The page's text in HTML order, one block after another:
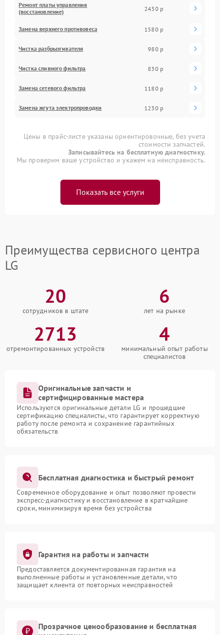
Ремонт платы управления
(восстановление)
2430 р
Замена верхнего противовеса 1580 р
Чистка разбрызгивателя 980 р
Чистка сливного фильтра 830 р
Замена сетевого фильтра 1180 р
Замена жгута электропроводки 1230 р
Цены в прайс-листе указаны ориентировочные, без учета
стоимости запчастей.
Записывайтесь на бесплатную диагностику.
Мы проверим ваше устройство и укажем на неисправность.
Показать все услуги
Преимущества сервисного центра
LG
20
сотрудников в штате
6
лет на рынке
2713
отремонтированных устройств
4
минимальный опыт работы
специалистов
Оригинальные запчасти и
сертифицированные мастера
Используются оригинальные детали LG и прошедшие
сертификацию специалисты, что гарантирует корректную
работу после ремонта и сохранение гарантийных
обязательств
Бесплатная диагностика и быстрый ремонт
Современное оборудование и опыт позволяют провести
экспресс-диагностику и восстановление в кратчайшие
сроки, минимизируя время без устройства
Гарантия на работы и запчасти
Предоставляется документированная гарантия на
выполненные работы и установленные детали, что
защищает клиента от повторных неисправностей
Прозрачное ценообразование и бесплатная